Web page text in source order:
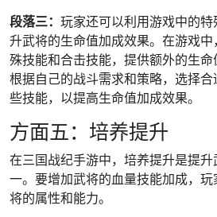
段落三： 玩家还可以利用游戏中的
升武将的生命值加成效果。在游戏
殊技能和合击技能，提供额外的生
根据自己的战斗需求和策略，选择
些技能，以提高生命值加成效果。
方面五：培养提升
在三国战纪手游中，培养提升是提
一。要增加武将的血量技能加成，
将的属性和能力。